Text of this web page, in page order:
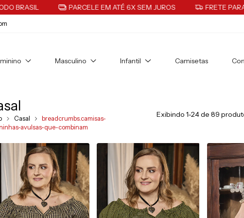
PARCELE EM ATÉ 6X SEM JUROS FRETE PARA TODO
Masculino Infantil Camisetas
Casal
breadcrumbs.camisas-
avulsas-que-combinam
Exibindo 1-24 de 89